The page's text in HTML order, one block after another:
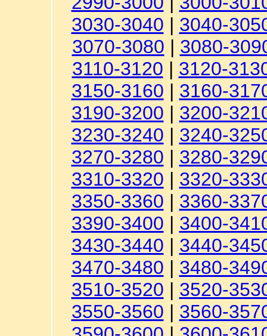
3030-3040 | 3040-
3070-3080 | 3080-
3110-3120 | 3120-
3150-3160 | 3160-
3190-3200 | 3200-
3230-3240 | 3240-
3270-3280 | 3280-
3310-3320 | 3320-
3350-3360 | 3360-
3390-3400 | 3400-
3430-3440 | 3440-
3470-3480 | 3480-
3510-3520 | 3520-
3550-3560 | 3560-